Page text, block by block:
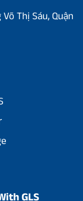
Thị Sáu, Quận
GLS